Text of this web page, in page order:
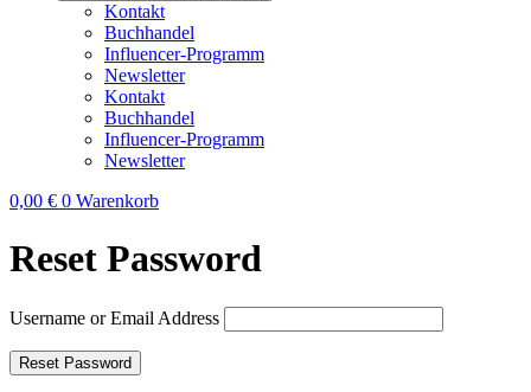
Kontakt
Buchhandel
Influencer-Programm
Newsletter
Kontakt
Buchhandel
Influencer-Programm
Newsletter
0,00 € 0 Warenkorb
Reset Password
Username or Email Address